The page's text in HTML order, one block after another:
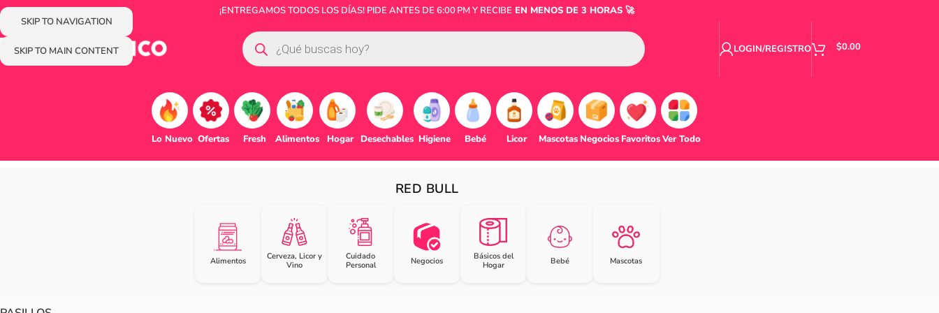
SKIP TO NAVIGATION
SKIP TO MAIN CONTENT
¡ENTREGAMOS TODOS LOS DÍAS! PIDE ANTES DE 6:00 PM Y RECIBE EN MENOS DE 3 HORAS 🚀
LOGIN/REGISTRO $0.00
Lo Nuevo Ofertas Fresh Alimentos Hogar Desechables Higiene Bebé Licor Mascotas Negocios FavoritosVer Todo
RED BULL
Alimentos
Cerveza, Licor y
Vino
Cuidado
Personal
Negocios
Básicos del
Hogar
Bebé Mascotas